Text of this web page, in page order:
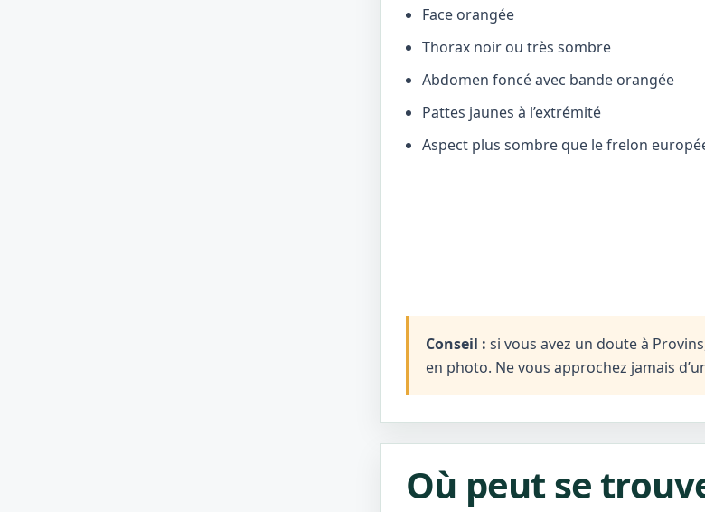
Face orangée
Thorax noir ou très sombre
Abdomen foncé avec bande orangée
Pattes jaunes à l’extrémité
Aspect plus sombre que le frelon
Conseil : si vous avez un doute à
en photo. Ne vous approchez jamais
Où peut se